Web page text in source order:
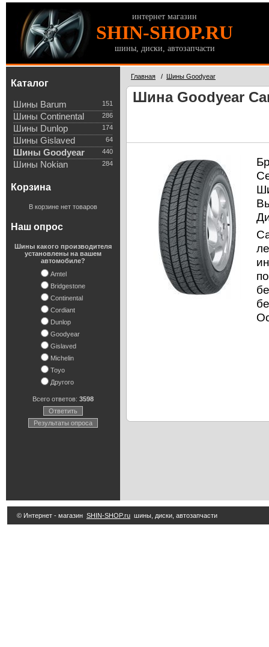
интернет магазин
SHIN-SHOP.RU
шины, диски, автозапчасти
Каталог
151
Шины Barum
286
Шины Continental
174
Шины Dunlop
64
Шины Gislaved
440
Шины Goodyear
284
Шины Nokian
Корзина
В корзине нет товаров
Наш опрос
Шины какого производителя
установлены на вашем
автомобиле?
Amtel
Bridgestone
Continental
Cordiant
Dunlop
Goodyear
Gislaved
Michelin
Toyo
Другого
Всего ответов: 3598
Ответить
Результаты опроса
Главная / Шины Goodyear
Шина Goodyear
© Интернет - магазин SHIN-SHOP.ru шины, диски, автозапчасти